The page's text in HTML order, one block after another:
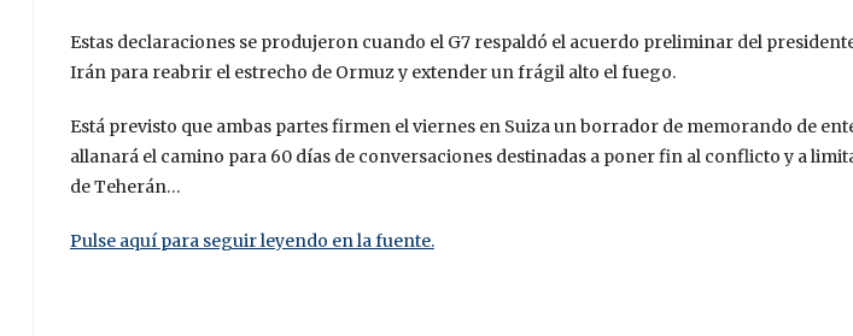
Estas declaraciones se produjeron cuando el G7 respaldó el acuerdo preliminar del
Irán para reabrir el estrecho de Ormuz y extender un frágil alto el fuego.
Está previsto que ambas partes firmen el viernes en Suiza un borrador de memorando de
allanará el camino para 60 días de conversaciones destinadas a poner fin al conflicto y a
de Teherán…
Pulse aquí para seguir leyendo en la fuente.